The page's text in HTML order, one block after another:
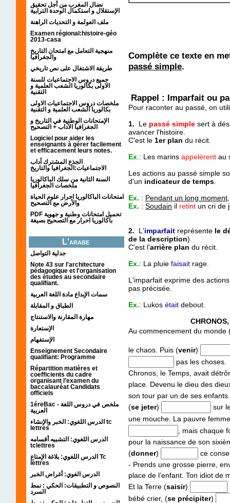
نضال المغرب من أجل تحقيق
الإستقلال و استكمال الوحدة الترابية
ملف العولمة و التحديات الراهنة
Examen régional:histoire-géo
2013-casa
منهجية التعامل مع امتحان التاريخ
والجغرافيا
طريقة الاشتغال على نص تاريخي
جميع دروس الاجتماعيات للسنة
الاولى بكالوريا الشعب العلمية و
التقنية
ملخصات دروس الاجتماعيات الاولى
بكالوريا الشعب العلمية و التقنية
الإمتحانات الوطنية في التاريخ و
الجغرافيا الآداب + التصحيح
Logiciel pour aider les
enseignants à gérer facilement
et efficacement leurs notes.
الجذع المشترك آداب
الاجتماعيات:الجغرافيا والتاريخ
السنة الثانية من سلك الباكالوريا
ملخصات الجغرافيا
امتحانات الباكالوريا احرار علوم الحياة
والأرض مع التصحيح
PDF تحميل امتحانات وطنية و جهوية
باكالوريا احرار مع التصحيح بصيغة
L'arabe
جدلية التواصل
Note 43 sur l'architecture
pédagogique et l'organisation
des études au secondaire
qualifiant.
سمات الإبداع مادة اللغة العربية
الطباق و المقابلة
مهارة المقارنة والاستنتاج
الإستعارة
الإستفهام
Enseignement Secondaire
qualifiant: Programme
Répartition matières et
coefficients du cadre
organisant l’examen du
baccalauréat Candidats
officiels
1éreBac - ملخص في دروس اللغة
العربية
الدرس اللغوي: الخبر والإنشاء tc
lettres
الدرس اللغوي: التشبيه أقسامه
tclettres
الدرس اللغوي: بلاغة الإمتاع Tc
lettres
الدرس الغوي: أغراض الخبر
النصوص و التطبيقات: الحكي : نمط
السرد
Complète ce texte en
passé simple.
Rappel : Imparfait ou
Pour raconter au passé, on
1. Le passé simple sert à
avancer l'histoire.
C'est le 1er plan du récit.
Ex.: Les marins appelèrent au
Les actions au passé simple
d'un indicateur de temps.
Ex. : Pendant un long moment
Ex. : Soudain il retint un cri de
2. L'imparfait représente le
de la description).
C'est l'arrière plan du récit.
Ex.: La pluie faisait rage.
L'imparfait exprime des
pas précisée.
Ex.: Lukos était debout.
Au commencement du monde
le chaos. Puis (venir)
pas les choses.
Chronos, le Temps, avait
place. Devenu le dieu des
son tour par un de ses
(se jeter)
sur
une mouche. La pauvre
, mais chaque
pour la naissance de son
(donner)
ce
- Prends une grosse pierre,
place de l’enfant. Ton idiot de
Et la Terre (saisir)
bébé crier, (se précipiter)